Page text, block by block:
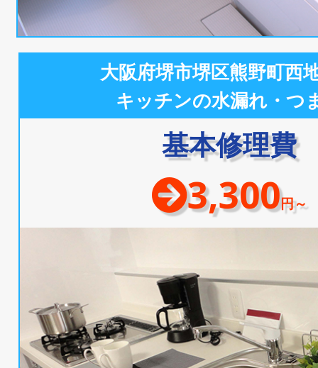
大阪府堺市堺区熊野町西
キッチンの水漏れ・つ
基本修理費
3,300円～